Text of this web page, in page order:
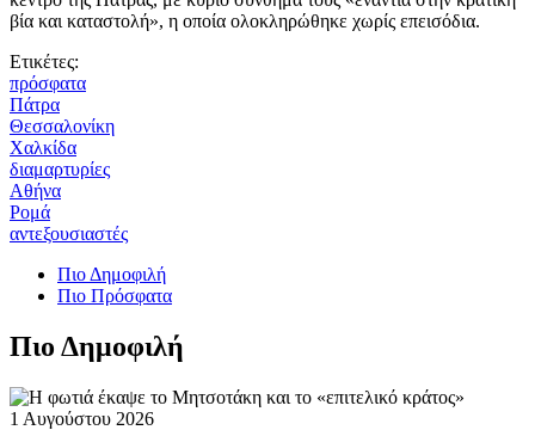
βία και καταστολή», η οποία ολοκληρώθηκε χωρίς επεισόδια.
Ετικέτες:
πρόσφατα
Πάτρα
Θεσσαλονίκη
Χαλκίδα
διαμαρτυρίες
Αθήνα
Ρομά
αντεξουσιαστές
Πιο Δημοφιλή
Πιο Πρόσφατα
Πιο Δημοφιλή
1 Αυγούστου 2026